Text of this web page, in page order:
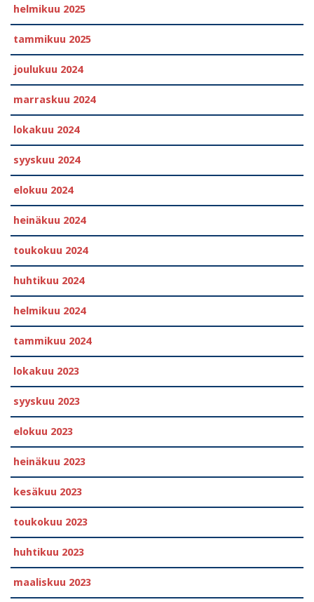
helmikuu 2025
tammikuu 2025
joulukuu 2024
marraskuu 2024
lokakuu 2024
syyskuu 2024
elokuu 2024
heinäkuu 2024
toukokuu 2024
huhtikuu 2024
helmikuu 2024
tammikuu 2024
lokakuu 2023
syyskuu 2023
elokuu 2023
heinäkuu 2023
kesäkuu 2023
toukokuu 2023
huhtikuu 2023
maaliskuu 2023